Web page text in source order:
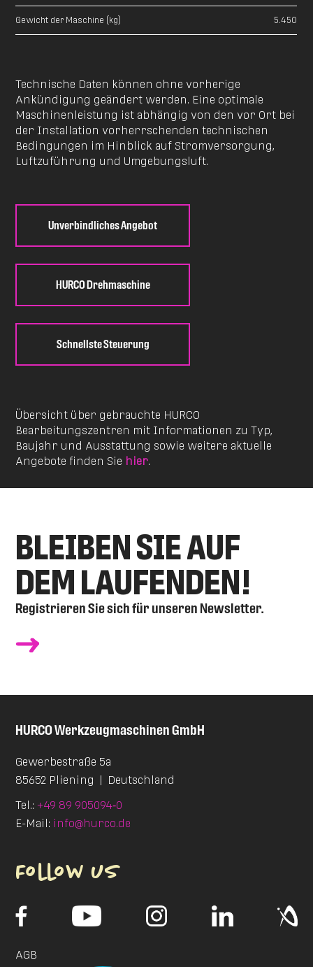
Gewicht der Maschine (kg) 5.450
Technische Daten können ohne vorherige
Ankündigung geändert werden. Eine optimale
Maschinenleistung ist abhängig von den vor Ort bei
der Installation vorherrschenden technischen
Bedingungen im Hinblick auf Stromversorgung,
Luftzuführung und Umgebungsluft.
Unverbindliches Angebot
HURCO Drehmaschine
Schnellste Steuerung
Übersicht über gebrauchte HURCO
Bearbeitungszentren mit Informationen zu Typ,
Baujahr und Ausstattung sowie weitere aktuelle
Angebote finden Sie hier.
BLEIBEN SIE AUF
DEM LAUFENDEN!
Registrieren Sie sich für unseren Newsletter.
HURCOWerkzeugmaschinen GmbH
Gewerbestraße 5a
85652 Pliening | Deutschland
Tel.: +49 89 905094‑0
E-Mail: info@hurco.de
Follow us
AGB